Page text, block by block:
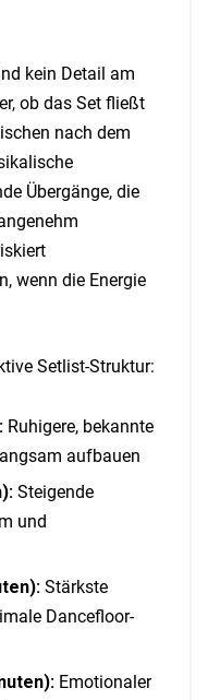
kein Detail am
ob das Set fließt
nach dem
Übergänge, die
wenn die Energie
Setlist-Struktur:
Ruhigere, bekannte
aufbauen
Steigende
und
Stärkste
Dancefloor-
Emotionaler